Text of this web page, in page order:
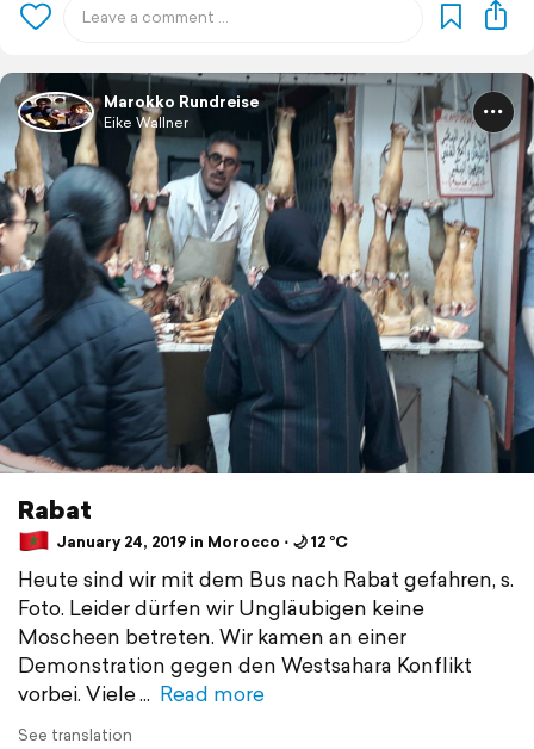
Marokko Rundreise
Eike Wallner
Rabat
January 24, 2019 in Morocco ⋅ 🌙 12 °C
Heute sind wir mit dem Bus nach Rabat gefahren, s.
Foto. Leider dürfen wir Ungläubigen keine
Moscheen betreten. Wir kamen an einer
Demonstration gegen den Westsahara Konflikt
vorbei. Viele
Read more
See translation